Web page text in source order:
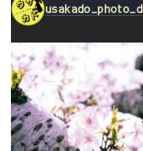
usakado_photo_d